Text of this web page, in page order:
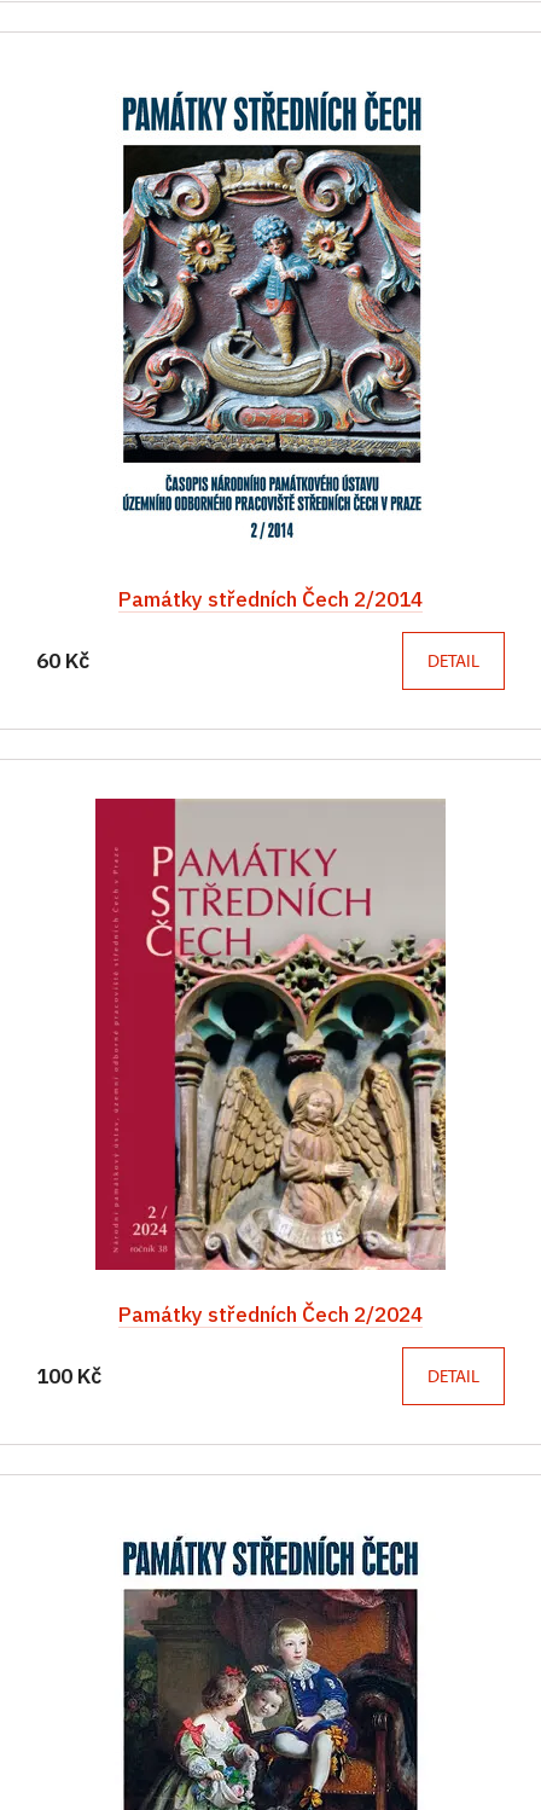
Památky středních Čech 2/2014
60 Kč DETAIL
Památky středních Čech 2/2024
100 Kč DETAIL